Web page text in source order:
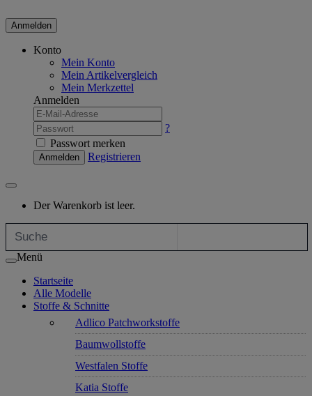
Anmelden
Konto
Mein Konto
Mein Artikelvergleich
Mein Merkzettel
Anmelden
?
Passwort merken
Anmelden Registrieren
Der Warenkorb ist leer.
Menü
Startseite
Alle Modelle
Stoffe & Schnitte
Adlico Patchworkstoffe
Baumwollstoffe
Westfalen Stoffe
Katia Stoffe